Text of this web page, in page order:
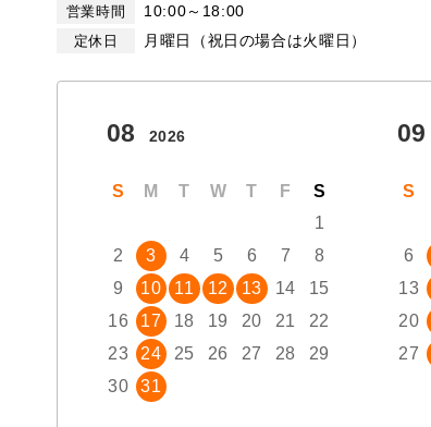
営業時間 10:00～18:00
定休日 月曜日（祝日の場合は火曜日）
08 2026
S M T W T F
S
1
2
3 4 5 6 7
8
9
10 11 12 13 14
15
16
17 18 19 20 21
22
23
24 25 26 27 28
29
30
31
09
S
6
13
20
27